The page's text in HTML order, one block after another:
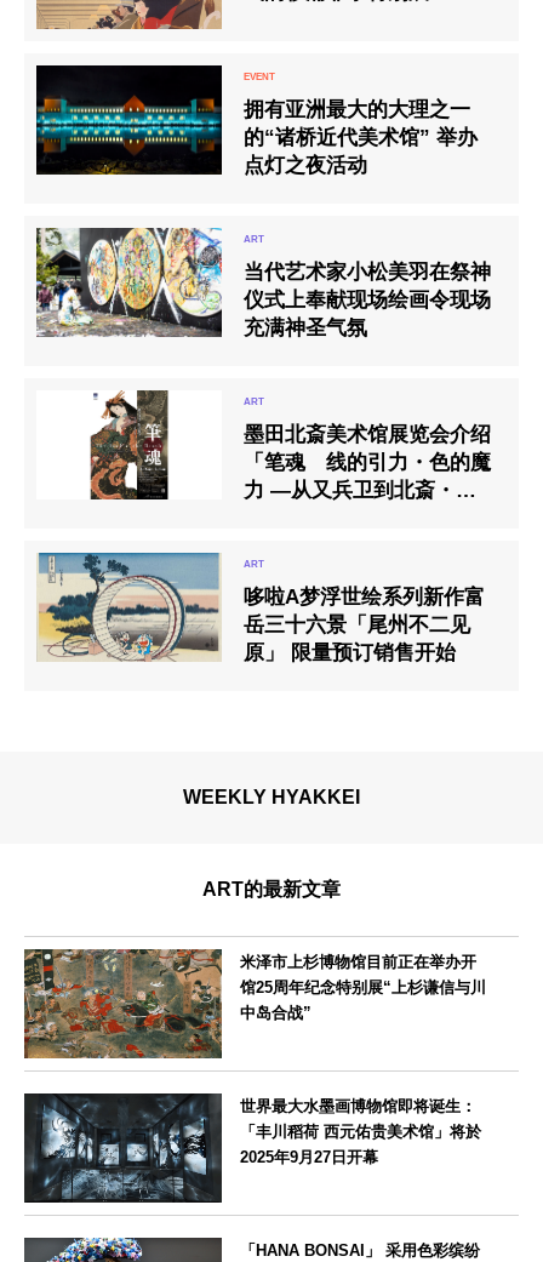
拥有亚洲最大的大理之一
的“诸桥近代美术馆” 举办
点灯之夜活动
当代艺术家小松美羽在祭神
仪式上奉献现场绘画令现场
充满神圣气氛
墨田北斎美术馆展览会介绍
「笔魂 线的引力・色的魔
力 ―从又兵卫到北斎・国芳
哆啦A梦浮世绘系列新作富
岳三十六景「尾州不二见
原」 限量预订销售开始
WEEKLY HYAKKEI
ART的最新文章
米泽市上杉博物馆目前正在举办开
馆25周年纪念特别展“上杉谦信与川
中岛合战”
世界最大水墨画博物馆即将诞生：
「丰川稻荷 西元佑贵美术馆」将於
2025年9月27日开幕
「HANA BONSAI」 采用色彩缤纷